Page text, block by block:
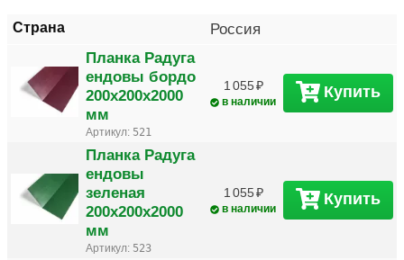
Страна Россия
Планка Радуга
ендовы бордо
200х200х2000
мм
Артикул: 521
1 055
в наличии
Купить
Планка Радуга
ендовы
зеленая
200х200х2000
мм
Артикул: 523
1 055
в наличии
Купить